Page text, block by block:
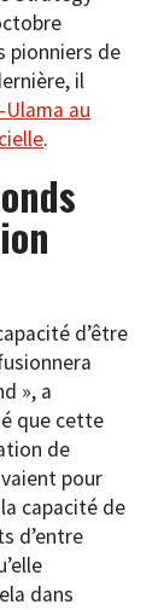
pionniers de
il
au
.
d’être
», a
que cette
de
pour
capacité de
d’entre
dans